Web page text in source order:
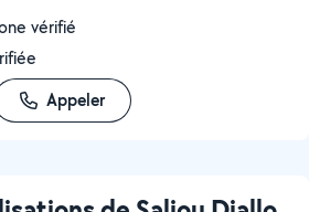
vérifié
Appeler